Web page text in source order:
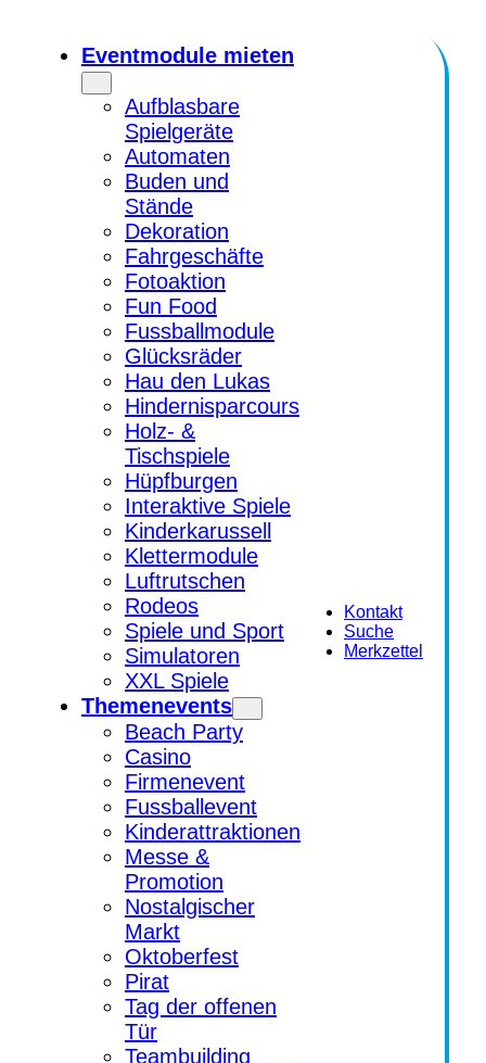
Eventmodule mieten
Aufblasbare
Spielgeräte
Automaten
Buden und
Stände
Dekoration
Fahrgeschäfte
Fotoaktion
Fun Food
Fussballmodule
Glücksräder
Hau den Lukas
Hindernisparcours
Holz- &
Tischspiele
Hüpfburgen
Interaktive Spiele
Kinderkarussell
Klettermodule
Luftrutschen
Rodeos
Spiele und Sport
Simulatoren
XXL Spiele
Themenevents
Beach Party
Casino
Firmenevent
Fussballevent
Kinderattraktionen
Messe &
Promotion
Nostalgischer
Markt
Oktoberfest
Pirat
Tag der offenen
Tür
Teambuilding
Kontakt
Suche
Merkzettel